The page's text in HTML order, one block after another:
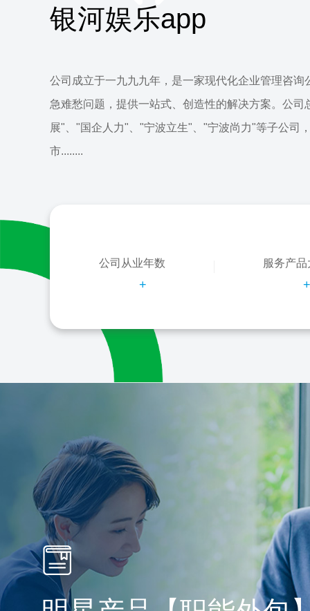
银河娱乐app
公司成立于一九九九年，是一家现代化企业管理咨询
急难愁问题，提供一站式、创造性的解决方案。公
展"、"国企人力"、"宁波立生"、"宁波尚力"等子公司
市........
公司从业年数
+
服务产